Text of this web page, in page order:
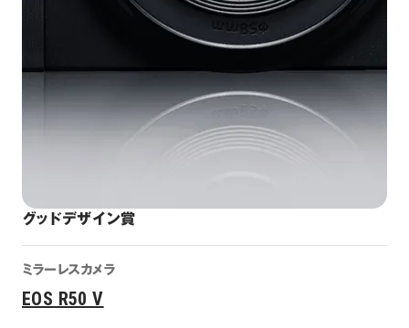
グッドデザイン賞
ミラーレスカメラ
EOS R50 V